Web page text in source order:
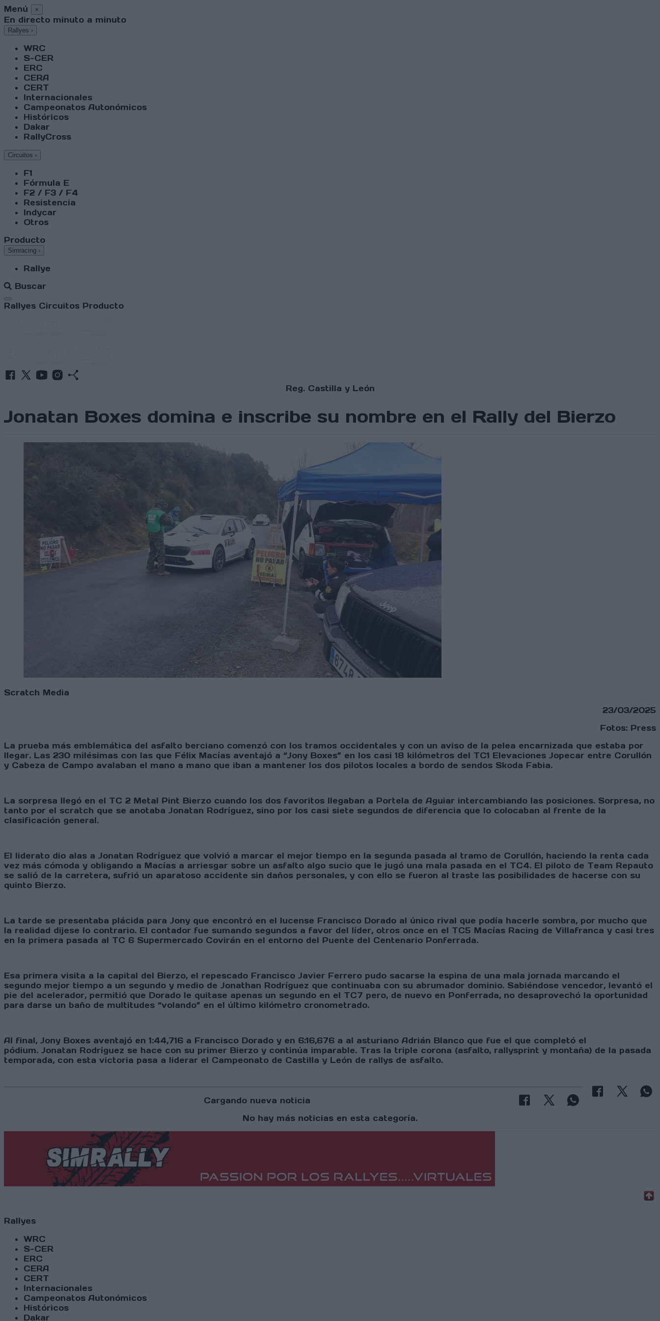
Menú ×
En directo minuto a minuto
Rallyes ›
WRC
S-CER
ERC
CERA
CERT
Internacionales
Campeonatos Autonómicos
Históricos
Dakar
RallyCross
Circuitos ›
F1
Fórmula E
F2 / F3 / F4
Resistencia
Indycar
Otros
Producto
Simracing ›
Rallye
Buscar
Abrir menú
Rallyes Circuitos Producto
Reg. Castilla y León
Jonatan Boxes domina e inscribe su nombre en el Rally del Bierzo
Scratch Media
23/03/2025
Fotos: Press
La prueba más emblemática del asfalto berciano comenzó con los tramos occidentales y con un aviso de la pelea encarnizada que estaba por
llegar. Las 230 milésimas con las que Félix Macías aventajó a “Jony Boxes” en los casi 18 kilómetros del TC1 Elevaciones Jopecar entre Corullón
y Cabeza de Campo avalaban el mano a mano que iban a mantener los dos pilotos locales a bordo de sendos Skoda Fabia.
La sorpresa llegó en el TC 2 Metal Pint Bierzo cuando los dos favoritos llegaban a Portela de Aguiar intercambiando las posiciones. Sorpresa, no
tanto por el scratch que se anotaba Jonatan Rodríguez, sino por los casi siete segundos de diferencia que lo colocaban al frente de la
clasificación general.
El liderato dio alas a Jonatan Rodríguez que volvió a marcar el mejor tiempo en la segunda pasada al tramo de Corullón, haciendo la renta cada
vez más cómoda y obligando a Macías a arriesgar sobre un asfalto algo sucio que le jugó una mala pasada en el TC4. El piloto de Team Repauto
se salió de la carretera, sufrió un aparatoso accidente sin daños personales, y con ello se fueron al traste las posibilidades de hacerse con su
quinto Bierzo.
La tarde se presentaba plácida para Jony que encontró en el lucense Francisco Dorado al único rival que podía hacerle sombra, por mucho que
la realidad dijese lo contrario. El contador fue sumando segundos a favor del líder, otros once en el TC5 Macías Racing de Villafranca y casi tres
en la primera pasada al TC 6 Supermercado Covirán en el entorno del Puente del Centenario Ponferrada.
Esa primera visita a la capital del Bierzo, el repescado Francisco Javier Ferrero pudo sacarse la espina de una mala jornada marcando el
segundo mejor tiempo a un segundo y medio de Jonathan Rodríguez que continuaba con su abrumador dominio. Sabiéndose vencedor, levantó el
pie del acelerador, permitió que Dorado le quitase apenas un segundo en el TC7 pero, de nuevo en Ponferrada, no desaprovechó la oportunidad
para darse un baño de multitudes “volando” en el último kilómetro cronometrado.
Al final, Jony Boxes aventajó en 1:44,716 a Francisco Dorado y en 6:16,676 a al asturiano Adrián Blanco que fue el que completó el
pódium. Jonatan Rodríguez se hace con su primer Bierzo y continúa imparable. Tras la triple corona (asfalto, rallysprint y montaña) de la pasada
temporada, con esta victoria pasa a liderar el Campeonato de Castilla y León de rallys de asfalto.
Cargando nueva noticia
No hay más noticias en esta categoría.
Rallyes
WRC
S-CER
ERC
CERA
CERT
Internacionales
Campeonatos Autonómicos
Históricos
Dakar